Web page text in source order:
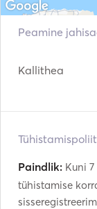
Peamine
Kallithea
Paindlik: Kuni
tühistamise